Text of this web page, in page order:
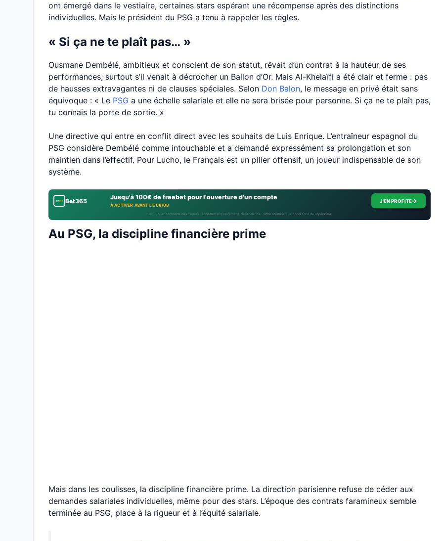
ont émergé dans le vestiaire, certaines stars espérant une récompense après des distinctions
individuelles. Mais le président du PSG a tenu à rappeler les règles.
« Si ça ne te plaît pas… »
Ousmane Dembélé, ambitieux et conscient de son statut, rêvait d’un contrat à la hauteur de ses
performances, surtout s’il venait à décrocher un Ballon d’Or. Mais Al-Khelaïfi a été clair et ferme : pas
de hausses extravagantes ni de clauses spéciales. Selon Don Balon, le message en privé était sans
équivoque : « Le PSG a une échelle salariale et elle ne sera brisée pour personne. Si ça ne te plaît pas,
tu connais la porte de sortie. »
Une directive qui entre en conflit direct avec les souhaits de Luis Enrique. L’entraîneur espagnol du
PSG considère Dembélé comme intouchable et a demandé expressément sa prolongation et son
maintien dans l’effectif. Pour Lucho, le Français est un pilier offensif, un joueur indispensable de son
système.
Bet365 Jusqu'à 100€ de freebet pour l'ouverture d'un compte
À ACTIVER AVANT LE 08/08
J'EN PROFITE→
18+ · Jouer comporte des risques : endettement, isolement, dépendance · Offre soumise aux conditions de l’opérateur.
Au PSG, la discipline financière prime
Mais dans les coulisses, la discipline financière prime. La direction parisienne refuse de céder aux
demandes salariales individuelles, même pour des stars. L’époque des contrats faramineux semble
terminée au PSG, place à la rigueur et à l’équité salariale.